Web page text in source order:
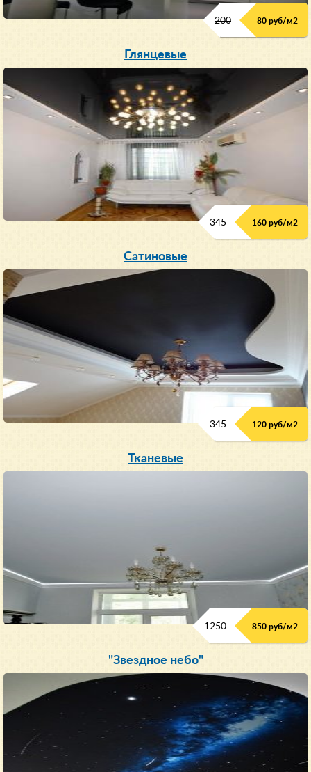
200 80 руб/м2
Глянцевые
345 160 руб/м2
Сатиновые
345 120 руб/м2
Тканевые
1250 850 руб/м2
"Звездное небо"